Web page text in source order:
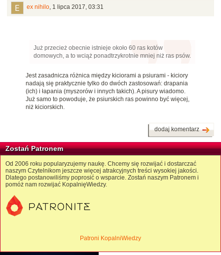
ex nihilo, 1 lipca 2017, 03:31
Już przecież obecnie istnieje około 60 ras kotów
domowych, a to wciąż ponadtrzykrotnie mniej niż ras psów.
Jest zasadnicza różnica między kiciorami a psiurami - kiciory
nadają się praktycznie tylko do dwóch zastosowań: drapania
(ich) i łapania (myszorów i innych takich). A pisury wiadomo.
Już samo to powoduje, że psiurskich ras powinno być więcej,
niż kiciorskich.
dodaj komentarz
Zostań Patronem
Od 2006 roku popularyzujemy naukę. Chcemy się rozwijać i dostarczać
naszym Czytelnikom jeszcze więcej atrakcyjnych treści wysokiej jakości.
Dlatego postanowiliśmy poprosić o wsparcie. Zostań naszym Patronem i
pomóż nam rozwijać KopalnięWiedzy.
Patroni KopalniWiedzy